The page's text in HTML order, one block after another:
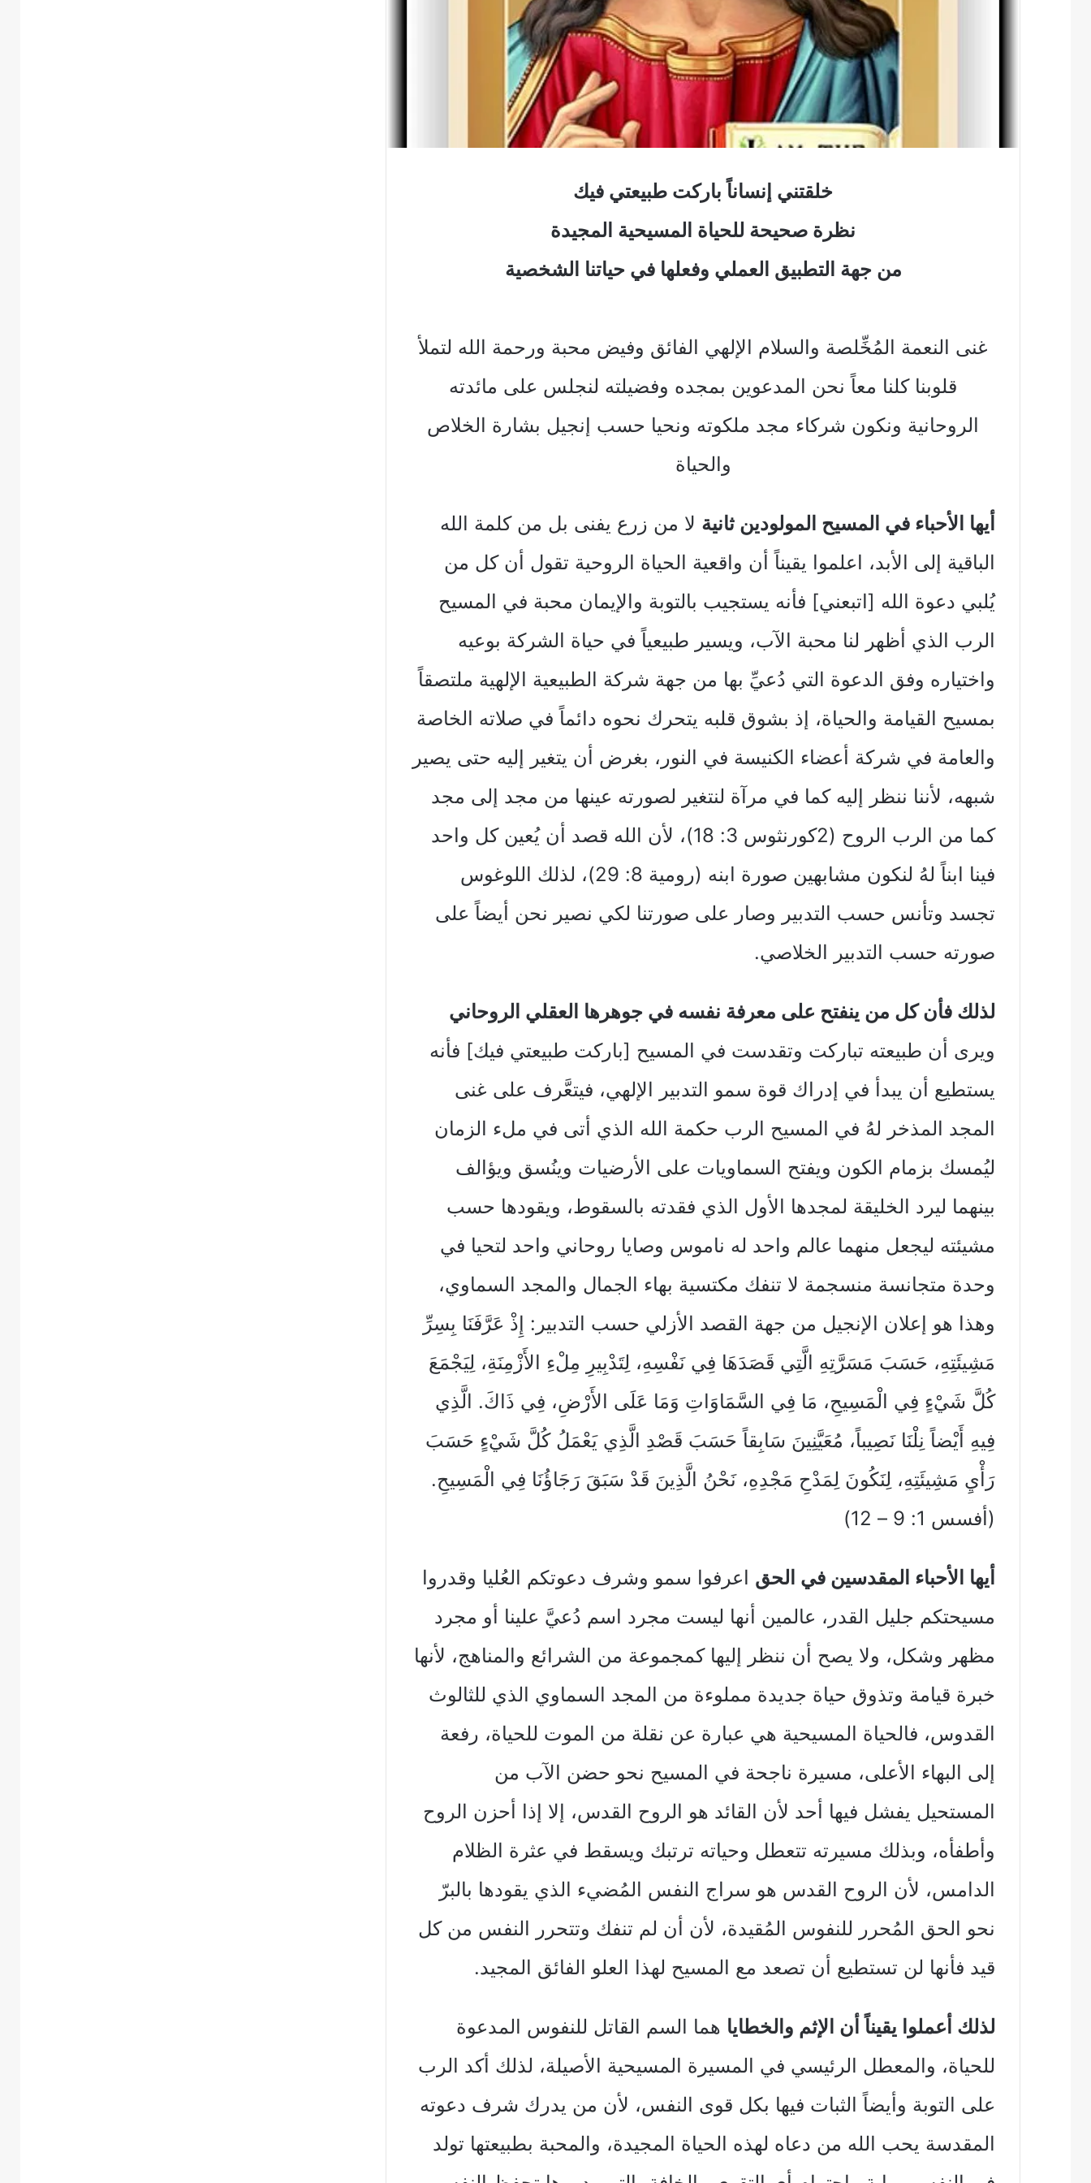
خلقتني إنساناً باركت طبيعتي فيك
نظرة صحيحة للحياة المسيحية المجيدة
من جهة التطبيق العملي وفعلها في حياتنا الشخصية
غنى النعمة المُخِّلصة والسلام الإلهي الفائق وفيض محبة ورحمة الله لتملأ
قلوبنا كلنا معاً نحن المدعوين بمجده وفضيلته لنجلس على مائدته
الروحانية ونكون شركاء مجد ملكوته ونحيا حسب إنجيل بشارة الخلاص
والحياة
أيها الأحباء في المسيح المولودين ثانية لا من زرع يفنى بل من كلمة الله
الباقية إلى الأبد، اعلموا يقيناً أن واقعية الحياة الروحية تقول أن كل من
يُلبي دعوة الله [اتبعني] فأنه يستجيب بالتوبة والإيمان محبة في المسيح
الرب الذي أظهر لنا محبة الآب، ويسير طبيعياً في حياة الشركة بوعيه
واختياره وفق الدعوة التي دُعيِّ بها من جهة شركة الطبيعية الإلهية ملتصقاً
بمسيح القيامة والحياة، إذ بشوق قلبه يتحرك نحوه دائماً في صلاته الخاصة
والعامة في شركة أعضاء الكنيسة في النور، بغرض أن يتغير إليه حتى يصير
شبهه، لأننا ننظر إليه كما في مرآة لنتغير لصورته عينها من مجد إلى مجد
كما من الرب الروح (2كورنثوس 3: 18)، لأن الله قصد أن يُعين كل واحد
فينا ابناً لهُ لنكون مشابهين صورة ابنه (رومية 8: 29)، لذلك اللوغوس
تجسد وتأنس حسب التدبير وصار على صورتنا لكي نصير نحن أيضاً على
صورته حسب التدبير الخلاصي.
لذلك فأن كل من ينفتح على معرفة نفسه في جوهرها العقلي الروحاني
ويرى أن طبيعته تباركت وتقدست في المسيح [باركت طبيعتي فيك] فأنه
يستطيع أن يبدأ في إدراك قوة سمو التدبير الإلهي، فيتعَّرف على غنى
المجد المذخر لهُ في المسيح الرب حكمة الله الذي أتى في ملء الزمان
ليُمسك بزمام الكون ويفتح السماويات على الأرضيات وينُسق ويؤالف
بينهما ليرد الخليقة لمجدها الأول الذي فقدته بالسقوط، ويقودها حسب
مشيئته ليجعل منهما عالم واحد له ناموس وصايا روحاني واحد لتحيا في
وحدة متجانسة منسجمة لا تنفك مكتسية بهاء الجمال والمجد السماوي،
وهذا هو إعلان الإنجيل من جهة القصد الأزلي حسب التدبير: إِذْ عَرَّفَنَا بِسِرِّ
مَشِيئَتِهِ، حَسَبَ مَسَرَّتِهِ الَّتِي قَصَدَهَا فِي نَفْسِهِ، لِتَدْبِيرِ مِلْءِ الأَزْمِنَةِ، لِيَجْمَعَ
كُلَّ شَيْءٍ فِي الْمَسِيحِ، مَا فِي السَّمَاوَاتِ وَمَا عَلَى الأَرْضِ، فِي ذَاكَ. الَّذِي
فِيهِ أَيْضاً نِلْنَا نَصِيباً، مُعَيَّنِينَ سَابِقاً حَسَبَ قَصْدِ الَّذِي يَعْمَلُ كُلَّ شَيْءٍ حَسَبَ
رَأْيِ مَشِيئَتِهِ، لِنَكُونَ لِمَدْحِ مَجْدِهِ، نَحْنُ الَّذِينَ قَدْ سَبَقَ رَجَاؤُنَا فِي الْمَسِيحِ.
(أفسس 1: 9 – 12)
أيها الأحباء المقدسين في الحق اعرفوا سمو وشرف دعوتكم العُليا وقدروا
مسيحتكم جليل القدر، عالمين أنها ليست مجرد اسم دُعيَّ علينا أو مجرد
مظهر وشكل، ولا يصح أن ننظر إليها كمجموعة من الشرائع والمناهج، لأنها
خبرة قيامة وتذوق حياة جديدة مملوءة من المجد السماوي الذي للثالوث
القدوس، فالحياة المسيحية هي عبارة عن نقلة من الموت للحياة، رفعة
إلى البهاء الأعلى، مسيرة ناجحة في المسيح نحو حضن الآب من
المستحيل يفشل فيها أحد لأن القائد هو الروح القدس، إلا إذا أحزن الروح
وأطفأه، وبذلك مسيرته تتعطل وحياته ترتبك ويسقط في عثرة الظلام
الدامس، لأن الروح القدس هو سراج النفس المُضيء الذي يقودها بالبرّ
نحو الحق المُحرر للنفوس المُقيدة، لأن أن لم تنفك وتتحرر النفس من كل
قيد فأنها لن تستطيع أن تصعد مع المسيح لهذا العلو الفائق المجيد.
لذلك أعملوا يقيناً أن الإثم والخطايا هما السم القاتل للنفوس المدعوة
للحياة، والمعطل الرئيسي في المسيرة المسيحية الأصيلة، لذلك أكد الرب
على التوبة وأيضاً الثبات فيها بكل قوى النفس، لأن من يدرك شرف دعوته
المقدسة يحب الله من دعاه لهذه الحياة المجيدة، والمحبة بطبيعتها تولد